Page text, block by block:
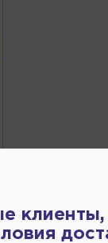
7 ... 15
клиенты,